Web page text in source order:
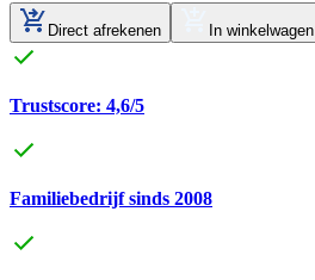
Direct afrekenen In winkelwagen
Trustscore: 4,6/5
Familiebedrijf sinds 2008